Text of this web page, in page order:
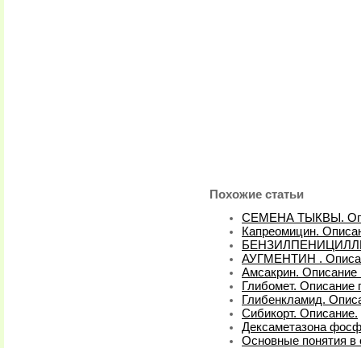
Похожие статьи
СЕМЕНА ТЫКВЫ.
Капреомицин.
АУГМЕНТИН .
Амсакрин. Описание
Глибомет. Описание
Глибенкламид.
Сибикорт. Описание.
Дексаметазона
Основные понятия в